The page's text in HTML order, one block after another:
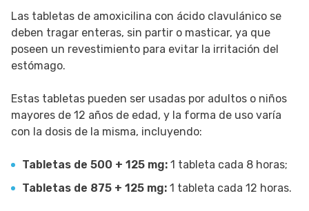
Las tabletas de amoxicilina con ácido clavulánico se
deben tragar enteras, sin partir o masticar, ya que
poseen un revestimiento para evitar la irritación del
estómago.
Estas tabletas pueden ser usadas por adultos o niños
mayores de 12 años de edad, y la forma de uso varía
con la dosis de la misma, incluyendo:
Tabletas de 500 + 125 mg: 1 tableta cada 8 horas;
Tabletas de 875 + 125 mg: 1 tableta cada 12 horas.